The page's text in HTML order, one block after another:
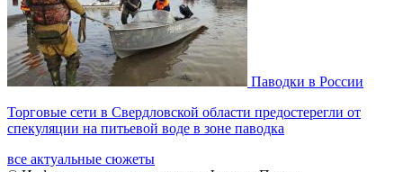
Паводки в России
Торговые сети в Свердловской области предостерегли от
спекуляции на питьевой воде в зоне паводка
все актуальные сюжеты